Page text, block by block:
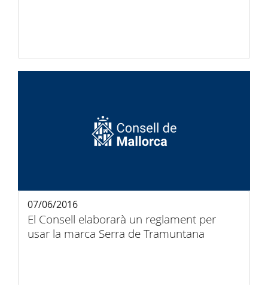
El Consell elaborarà un reglament per
usar la marca Serra de Tramuntana
07/06/2016